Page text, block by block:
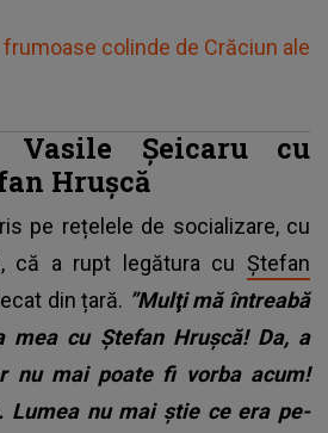
colinde de Crăciun ale
Șeicaru cu
Hrușcă
pe rețelele de socializare, cu
că a rupt legătura cu Ștefan
din țară. ”Mulţi mă întreabă
mea cu Ștefan Hruşcă! Da, a
nu mai poate fi vorba acum!
Lumea nu mai ştie ce era pe-